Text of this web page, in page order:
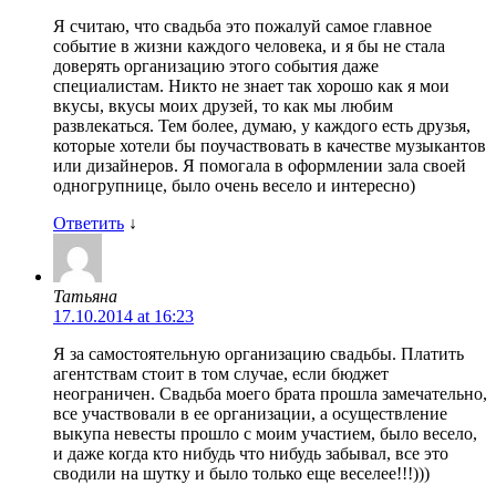
Я считаю, что свадьба это пожалуй самое главное
событие в жизни каждого человека, и я бы не стала
доверять организацию этого события даже
специалистам. Никто не знает так хорошо как я мои
вкусы, вкусы моих друзей, то как мы любим
развлекаться. Тем более, думаю, у каждого есть друзья,
которые хотели бы поучаствовать в качестве музыкантов
или дизайнеров. Я помогала в оформлении зала своей
одногрупнице, было очень весело и интересно)
Ответить ↓
Татьяна
17.10.2014 at 16:23
Я за самостоятельную организацию свадьбы. Платить
агентствам стоит в том случае, если бюджет
неограничен. Свадьба моего брата прошла замечательно,
все участвовали в ее организации, а осуществление
выкупа невесты прошло с моим участием, было весело,
и даже когда кто нибудь что нибудь забывал, все это
сводили на шутку и было только еще веселее!!!)))